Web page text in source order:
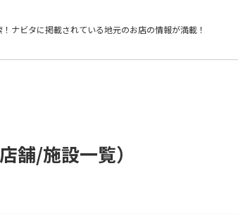
ナビタに掲載されている地元のお店の情報が満載！
舗/施設一覧）